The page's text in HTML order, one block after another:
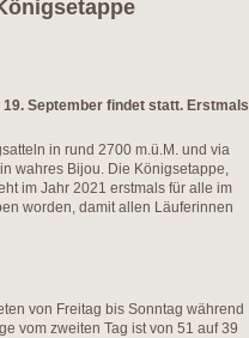
19. September findet statt. Erstmals
in rund 2700 m.ü.M. und via
wahres Bijou. Die Königsetappe,
im Jahr 2021 erstmals für alle im
worden, damit allen Läuferinnen
von Freitag bis Sonntag während
vom zweiten Tag ist von 51 auf 39